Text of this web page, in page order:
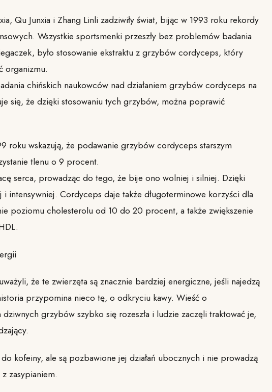
Qu Junxia i Zhang Linli zadziwiły świat, bijąc w 1993 roku rekordy
Wszystkie sportsmenki przeszły bez problemów badania
było stosowanie ekstraktu z grzybów cordyceps, który
organizmu.
chińskich naukowców nad działaniem grzybów cordyceps na
się, że dzięki stosowaniu tych grzybów, można poprawić
roku wskazują, że podawanie grzybów cordyceps starszym
tlenu o 9 procent.
serca, prowadząc do tego, że bije ono wolniej i silniej. Dzięki
i intensywniej. Cordyceps daje także długoterminowe korzyści dla
poziomu cholesterolu od 10 do 20 procent, a także zwiększenie
że te zwierzęta są znacznie bardziej energiczne, jeśli najedzą
przypomina nieco tę, o odkryciu kawy. Wieść o
grzybów szybko się rozeszła i ludzie zaczęli traktować je,
kofeiny, ale są pozbawione jej działań ubocznych i nie prowadzą
zasypianiem.